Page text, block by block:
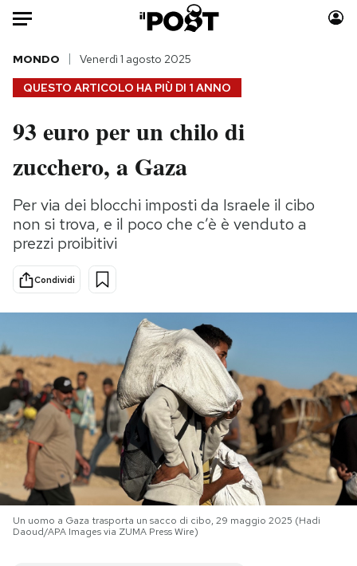
Auto
HOME
Italia
Politica
Tecnologia
Internet
Scienza
Cultura
Economia
Moda
Storie/Idee
Ok Boomer!
PODCAST
NEWSLETTER
I MIEI PREFERITI
QUESTO ARTICOLO HA PIÙ DI 1 ANNO
MONDO Venerdì 1 agosto 2025
93 euro per un chilo di
zucchero, a Gaza
Per via dei blocchi imposti da Israele il cibo
non si trova, e il poco che c’è è venduto a
prezzi proibitivi
Condividi
Un uomo a Gaza trasporta un sacco di cibo, 29 maggio 2025 (Hadi
Daoud/APA Images via ZUMA Press Wire)